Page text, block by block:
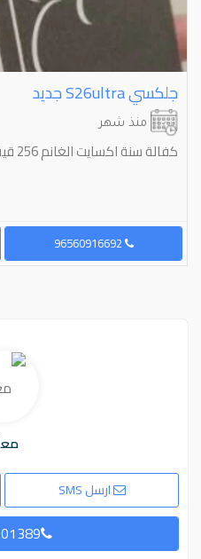
جلكسي ⁦⁦S26ultra⁩⁩ جديد
منذ شهر
كفالة سنة اكسايت الغانم 256 قيقا أسود
96560916692
ارسل SMS